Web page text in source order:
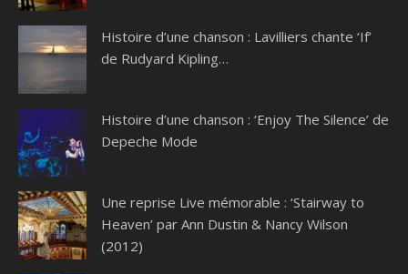
Histoire d’une chanson : Lavilliers chante ‘If’
de Rudyard Kipling…
Histoire d’une chanson : ‘Enjoy The Silence’ de
Depeche Mode
Une reprise Live mémorable : ‘Stairway to
Heaven’ par Ann Dustin & Nancy Wilson
(2012)